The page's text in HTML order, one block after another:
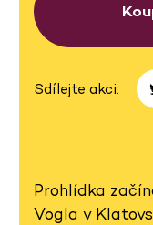
Sdílejte akci:
Prohlídka
Vogla v